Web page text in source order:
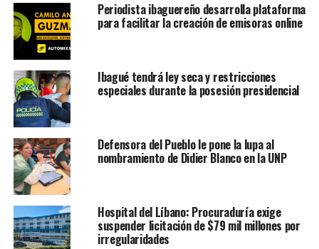
Periodista ibaguereño desarrolla plataforma
para facilitar la creación de emisoras online
Ibagué tendrá ley seca y restricciones
especiales durante la posesión presidencial
Defensora del Pueblo le pone la lupa al
nombramiento de Didier Blanco en la UNP
Hospital del Líbano: Procuraduría exige
suspender licitación de $79 mil millones por
irregularidades